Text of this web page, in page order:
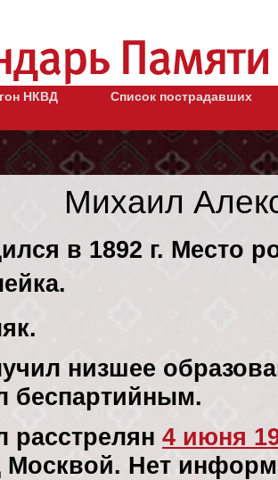
НКВД
Список пострадавших
Михаил
в 1892 г. Место
низшее
беспартийным.
расстрелян 4 июня
Москвой. Нет